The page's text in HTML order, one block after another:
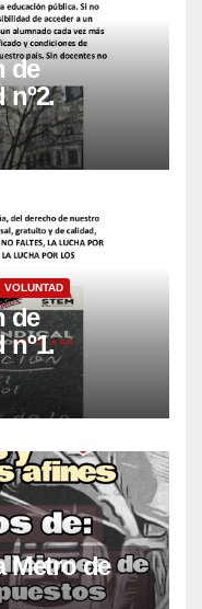
de
nº2.
VOLUNTAD
de
nº1.
Metro de